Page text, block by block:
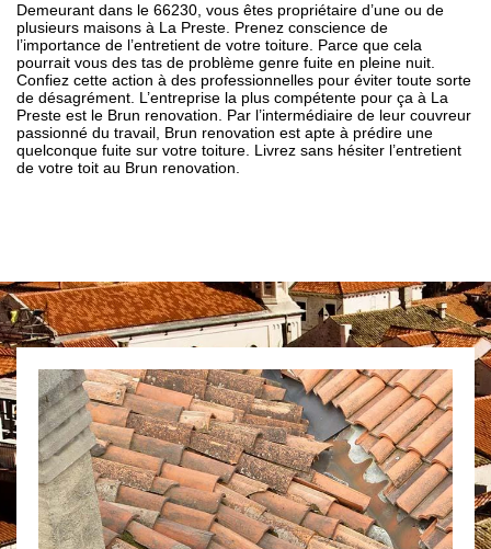
Demeurant dans le 66230, vous êtes propriétaire d’une ou de
plusieurs maisons à La Preste. Prenez conscience de
l’importance de l’entretient de votre toiture. Parce que cela
pourrait vous des tas de problème genre fuite en pleine nuit.
Confiez cette action à des professionnelles pour éviter toute sorte
de désagrément. L’entreprise la plus compétente pour ça à La
Preste est le Brun renovation. Par l’intermédiaire de leur couvreur
passionné du travail, Brun renovation est apte à prédire une
quelconque fuite sur votre toiture. Livrez sans hésiter l’entretient
de votre toit au Brun renovation.